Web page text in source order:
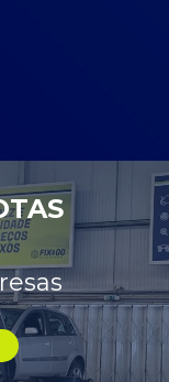
DE
JANTES